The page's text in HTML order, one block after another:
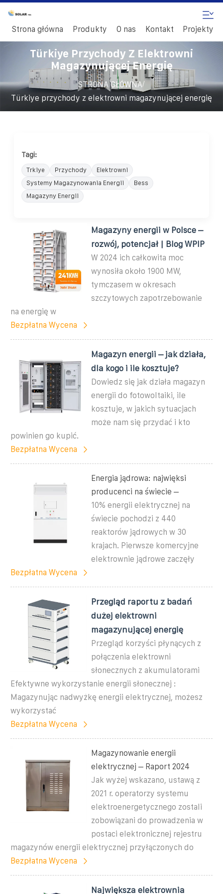
Strona główna Produkty O nas Kontakt Projekty
Türkiye Przychody Z Elektrowni
Magazynującej Energię
STRONA GŁÓWNA/
Türkiye przychody z elektrowni magazynującej energię
Tagi:
Trkiye Przychody
Elektrowni
Systemy Magazynowania Energii
Bess
Magazyny Energii
Magazyny energii w Polsce –
rozwój, potencjał | Blog WPIP
W 2024 ich całkowita moc
wynosiła około 1900 MW,
tymczasem w okresach
szczytowych zapotrzebowanie
na energię w
Bezpłatna Wycena
Magazyn energii – jak działa,
dla kogo i ile kosztuje?
Dowiedz się jak działa magazyn
energii do fotowoltaiki, ile
kosztuje, w jakich sytuacjach
może nam się przydać i kto
powinien go kupić.
Bezpłatna Wycena
Energia jądrowa: najwięksi
producenci na świecie –
10% energii elektrycznej na
świecie pochodzi z 440
reaktorów jądrowych w 30
krajach. Pierwsze komercyjne
elektrownie jądrowe zaczęły
Bezpłatna Wycena
Przegląd raportu z badań
dużej elektrowni
magazynującej energię
Przegląd korzyści płynących z
połączenia elektrowni
słonecznych z akumulatorami
Efektywne wykorzystanie energii słonecznej :
Magazynując nadwyżkę energii elektrycznej, możesz
wykorzystać
Bezpłatna Wycena
Magazynowanie energii
elektrycznej – Raport 2024
Jak wyżej wskazano, ustawą z
2021 r. operatorzy systemu
elektroenergetycznego zostali
zobowiązani do prowadzenia w
postaci elektronicznej rejestru
magazynów energii elektrycznej przyłączonych do
Bezpłatna Wycena
Największa elektrownia